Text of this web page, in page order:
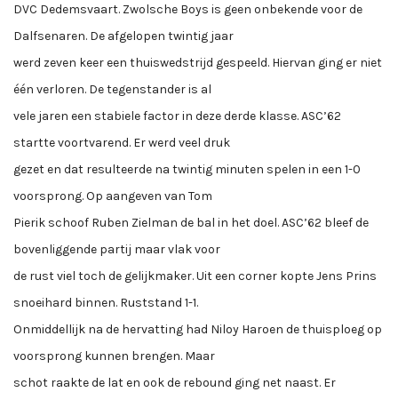
DVC Dedemsvaart. Zwolsche Boys is geen onbekende voor de
Dalfsenaren. De afgelopen twintig jaar
werd zeven keer een thuiswedstrijd gespeeld. Hiervan ging er niet
één verloren. De tegenstander is al
vele jaren een stabiele factor in deze derde klasse. ASC’62
startte voortvarend. Er werd veel druk
gezet en dat resulteerde na twintig minuten spelen in een 1-0
voorsprong. Op aangeven van Tom
Pierik schoof Ruben Zielman de bal in het doel. ASC’62 bleef de
bovenliggende partij maar vlak voor
de rust viel toch de gelijkmaker. Uit een corner kopte Jens Prins
snoeihard binnen. Ruststand 1-1.
Onmiddellijk na de hervatting had Niloy Haroen de thuisploeg op
voorsprong kunnen brengen. Maar
schot raakte de lat en ook de rebound ging net naast. Er